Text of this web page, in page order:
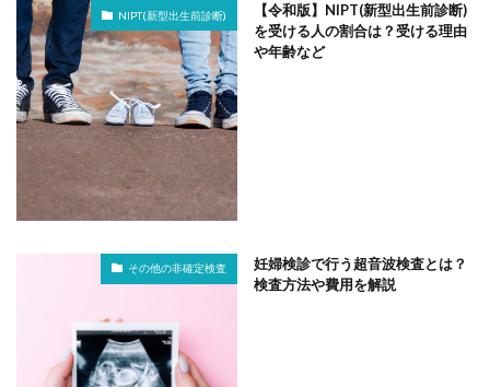
NIPT(新型出生前診断)
【令和版】NIPT(新型出生前診断)
を受ける人の割合は？受ける理由
や年齢など
その他の非確定検査
妊婦検診で行う超音波検査とは？
検査方法や費用を解説